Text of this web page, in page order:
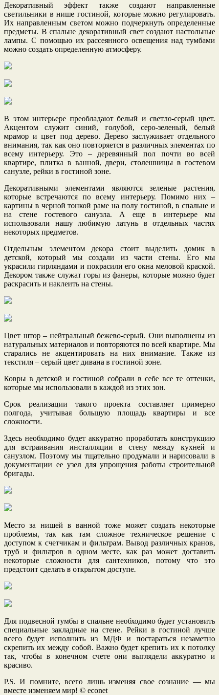
Декоративный эффект также создают направленные
светильники в нише гостиной, которые можно регулировать.
Их направленным светом можно подчеркнуть определенные
предметы. В спальне декоративный свет создают настольные
лампы. С помощью их рассеянного освещения над тумбами
можно создать определенную атмосферу.
В этом интерьере преобладают белый и светло-серый цвет.
Акцентом служит синий, голубой, серо-зеленый, белый
мрамор и цвет под дерево. Дерево заслуживает отдельного
внимания, так как оно повторяется в различных элементах по
всему интерьеру. Это – деревянный пол почти во всей
квартире, плитка в ванной, двери, столешницы в гостевом
санузле, рейки в гостиной зоне.
Декоративными элементами являются зеленые растения,
которые встречаются по всему интерьеру. Помимо них ‒
картины в черной тонкой раме на полу гостиной, в спальне и
на стене гостевого санузла. А еще в интерьере мы
использовали нашу любимую латунь в отдельных частях
некоторых предметов.
Отдельным элементом декора стоит выделить домик в
детской, который мы создали из части стены. Его мы
украсили гирляндами и покрасили его окна меловой краской.
Декором также служат горы из фанеры, которые можно будет
раскрасить и наклеить на стены.
Цвет штор ‒ нейтральный бежево-серый. Они выполнены из
натуральных материалов и повторяются по всей квартире. Мы
старались не акцентировать на них внимание. Также из
текстиля ‒ серый цвет дивана в гостиной зоне.
Ковры в детской и гостиной собрали в себе все те оттенки,
которые мы использовали в каждой из этих зон.
Срок реализации такого проекта составляет примерно
полгода, учитывая большую площадь квартиры и все
сложности.
Здесь необходимо будет аккуратно проработать конструкцию
для встраивания инсталляции в стену между кухней и
санузлом. Поэтому мы тщательно продумали и нарисовали в
документации ее узел для упрощения работы строительной
бригады.
Место за нишей в ванной тоже может создать некоторые
проблемы, так как там сложное техническое решение с
доступом к счетчикам и фильтрам. Вывод различных кранов,
труб и фильтров в одном месте, как раз может доставить
некоторые сложности для сантехников, потому что это
предстоит сделать в открытом доступе.
Для подвесной тумбы в спальне необходимо будет установить
специальные закладные на стене. Рейки в гостиной лучше
всего будет исполнить из МДФ и постараться незаметно
скрепить их между собой. Важно будет крепить их к потолку
так, чтобы в конечном счете они выглядели аккуратно и
красиво.
P.S. И помните, всего лишь изменяя свое сознание — мы
вместе изменяем мир! © econet